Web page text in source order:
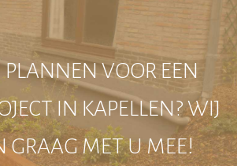
PLANNEN VOOR EEN
IN KAPELLEN? WIJ
GRAAG MET U MEE!